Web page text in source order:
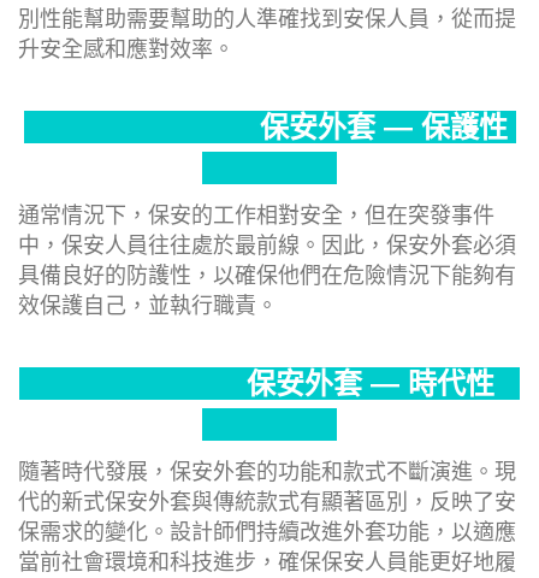
別性能幫助需要幫助的人準確找到安保人員，從而提
升安全感和應對效率。
保安外套 — 保護性
通常情況下，保安的工作相對安全，但在突發事件
中，保安人員往往處於最前線。因此，保安外套必須
具備良好的防護性，以確保他們在危險情況下能夠有
效保護自己，並執行職責。
保安外套 — 時代性
隨著時代發展，保安外套的功能和款式不斷演進。現
代的新式保安外套與傳統款式有顯著區別，反映了安
保需求的變化。設計師們持續改進外套功能，以適應
當前社會環境和科技進步，確保保安人員能更好地履